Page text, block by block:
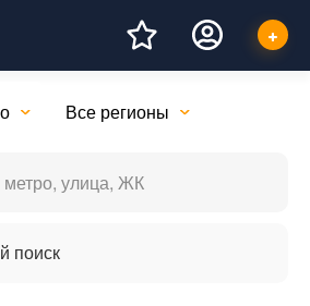
Все регионы
поиск